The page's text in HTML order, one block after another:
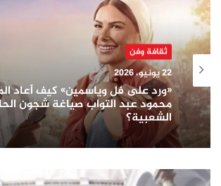
ثقافة وفن
22 يونيو، 2026
«ورد على فل وياسمين» كيف أعاد
محمود عبد التواب صياغة شجون
الشعبية؟